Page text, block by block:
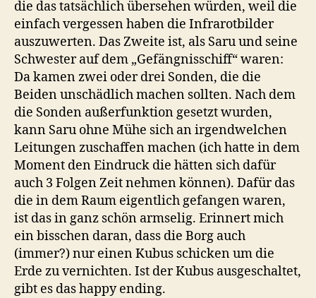
die das tatsächlich übersehen würden, weil die
einfach vergessen haben die Infrarotbilder
auszuwerten. Das Zweite ist, als Saru und seine
Schwester auf dem „Gefängnisschiff“ waren:
Da kamen zwei oder drei Sonden, die die
Beiden unschädlich machen sollten. Nach dem
die Sonden außerfunktion gesetzt wurden,
kann Saru ohne Mühe sich an irgendwelchen
Leitungen zuschaffen machen (ich hatte in dem
Moment den Eindruck die hätten sich dafür
auch 3 Folgen Zeit nehmen können). Dafür das
die in dem Raum eigentlich gefangen waren,
ist das in ganz schön armselig. Erinnert mich
ein bisschen daran, dass die Borg auch
(immer?) nur einen Kubus schicken um die
Erde zu vernichten. Ist der Kubus ausgeschaltet,
gibt es das happy ending.